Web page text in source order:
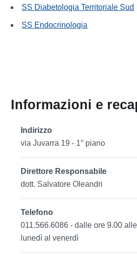
SS Diabetologia Territoriale Sud
SS Endocrinologia
Informazioni e
Indirizzo
via Juvarra 19 - 1° piano
Direttore Responsabile
dott. Salvatore Oleandri
Telefono
011.566.6086 - dalle ore 9.00
lunedì al venerdì